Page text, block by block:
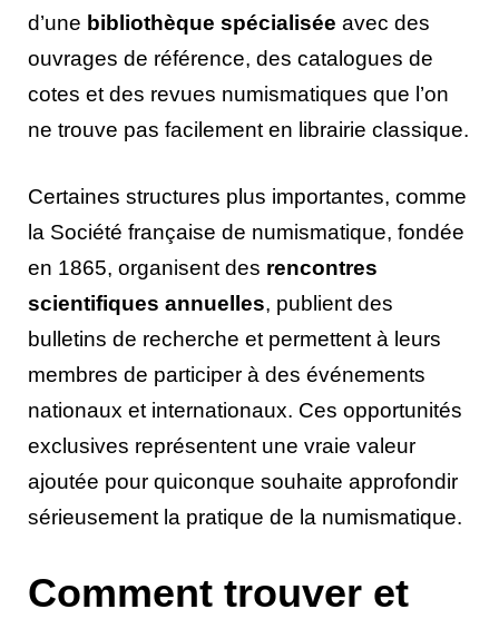
d’une bibliothèque spécialisée avec des
ouvrages de référence, des catalogues de
cotes et des revues numismatiques que l’on
ne trouve pas facilement en librairie classique.
Certaines structures plus importantes, comme
la Société française de numismatique, fondée
en 1865, organisent des rencontres
scientifiques annuelles, publient des
bulletins de recherche et permettent à leurs
membres de participer à des événements
nationaux et internationaux. Ces opportunités
exclusives représentent une vraie valeur
ajoutée pour quiconque souhaite approfondir
sérieusement la pratique de la numismatique.
Comment trouver et